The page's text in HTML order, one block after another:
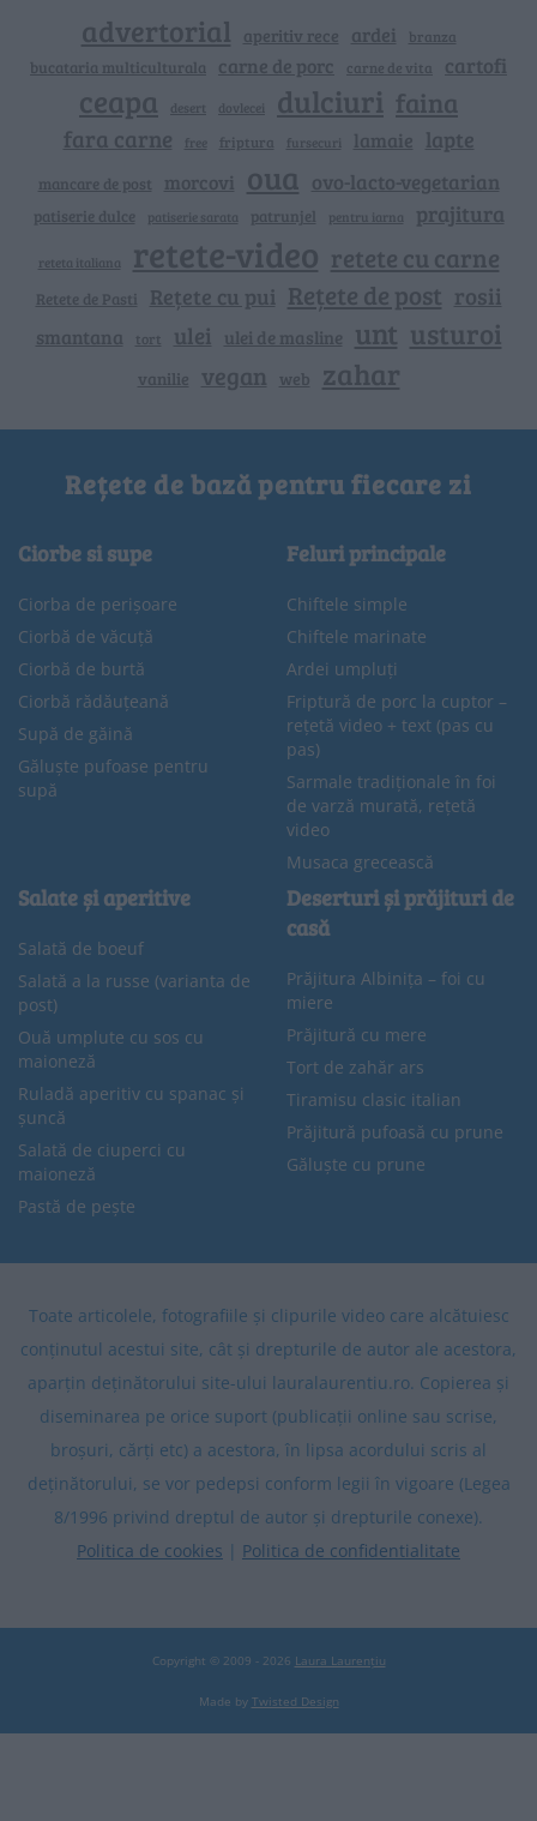
advertorial aperitiv rece ardei branza
bucataria multiculturala carne de porc carne de vita cartofi
ceapa desert dovlecei dulciuri faina
fara carne free friptura fursecuri lamaie lapte
mancare de post morcovi oua ovo-lacto-vegetarian
patiserie dulce patiserie sarata patrunjel pentru iarna prajitura
reteta italiana retete-video retete cu carne
Retete de Pasti Rețete cu pui Rețete de post rosii
smantana tort ulei ulei de masline unt usturoi
vanilie vegan web zahar
Rețete de bază pentru fiecare zi
Ciorbe si supe
Ciorba de perișoare
Ciorbă de văcuță
Ciorbă de burtă
Ciorbă rădăuțeană
Supă de găină
Găluște pufoase pentru
supă
Feluri principale
Chiftele simple
Chiftele marinate
Ardei umpluți
Friptură de porc la cuptor –
rețetă video + text (pas cu
pas)
Sarmale tradiționale în foi
de varză murată, rețetă
video
Musaca grecească
Salate și aperitive
Salată de boeuf
Salată a la russe (varianta de
post)
Ouă umplute cu sos cu
maioneză
Ruladă aperitiv cu spanac și
șuncă
Salată de ciuperci cu
maioneză
Pastă de pește
Deserturi și prăjituri de
casă
Prăjitura Albinița – foi cu
miere
Prăjitură cu mere
Tort de zahăr ars
Tiramisu clasic italian
Prăjitură pufoasă cu prune
Găluște cu prune
Toate articolele, fotografiile și clipurile video care alcătuiesc
conținutul acestui site, cât și drepturile de autor ale acestora,
aparțin deținătorului site-ului lauralaurentiu.ro. Copierea și
diseminarea pe orice suport (publicații online sau scrise,
broșuri, cărți etc) a acestora, în lipsa acordului scris al
deținătorului, se vor pedepsi conform legii în vigoare (Legea
8/1996 privind dreptul de autor și drepturile conexe).
Politica de cookies | Politica de confidentialitate
Copyright © 2009 - 2026 Laura Laurențiu
Made by Twisted Design